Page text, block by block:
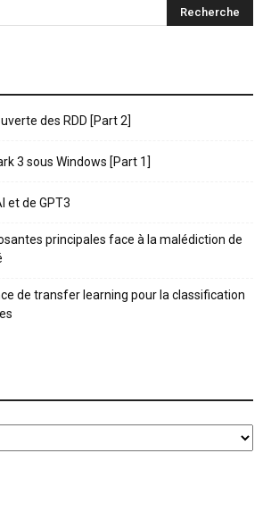
des RDD [Part 2]
3 sous Windows [Part 1]
et de GPT3
principales face à la malédiction de
de transfer learning pour la classification